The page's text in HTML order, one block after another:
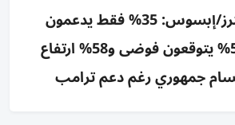
استطلاع رويترز/إبسوس: 35% فقط يدعمون
حرب إيران؛ 50% يتوقعون فوضى و58% ارتفاع
جمهوري رغم دعم ترامب